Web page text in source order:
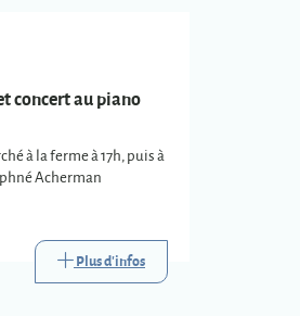
concert au piano
à la ferme à 17h, puis à
Acherman
Plus d'infos